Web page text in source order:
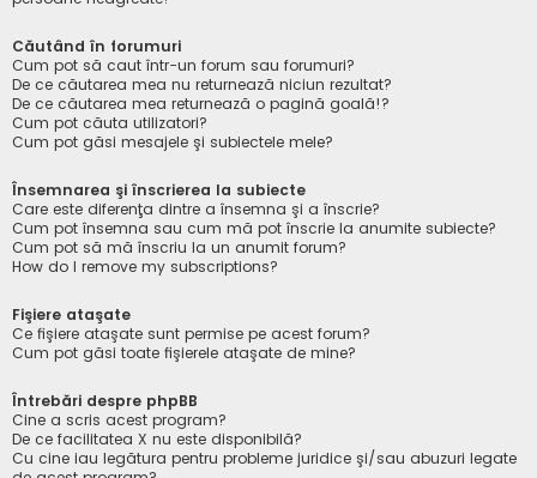
Căutând în forumuri
Cum pot să caut într-un forum sau forumuri?
De ce căutarea mea nu returnează niciun rezultat?
De ce căutarea mea returnează o pagină goală!?
Cum pot căuta utilizatori?
Cum pot găsi mesajele şi subiectele mele?
Însemnarea şi înscrierea la subiecte
Care este diferenţa dintre a însemna şi a înscrie?
Cum pot însemna sau cum mă pot înscrie la anumite subiecte?
Cum pot să mă înscriu la un anumit forum?
How do I remove my subscriptions?
Fişiere ataşate
Ce fişiere ataşate sunt permise pe acest forum?
Cum pot găsi toate fişierele ataşate de mine?
Întrebări despre phpBB
Cine a scris acest program?
De ce facilitatea X nu este disponibilă?
Cu cine iau legătura pentru probleme juridice şi/sau abuzuri legate